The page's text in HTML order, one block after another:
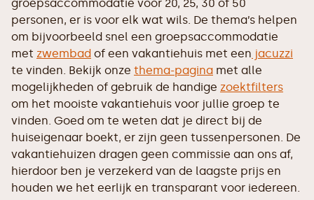
groepsaccommodatie voor 20, 25, 30 of 50
personen, er is voor elk wat wils. De thema’s helpen
om bijvoorbeeld snel een groepsaccommodatie
met zwembad of een vakantiehuis met een jacuzzi
te vinden. Bekijk onze thema-pagina met alle
mogelijkheden of gebruik de handige zoektfilters
om het mooiste vakantiehuis voor jullie groep te
vinden. Goed om te weten dat je direct bij de
huiseigenaar boekt, er zijn geen tussenpersonen. De
vakantiehuizen dragen geen commissie aan ons af,
hierdoor ben je verzekerd van de laagste prijs en
houden we het eerlijk en transparant voor iedereen.